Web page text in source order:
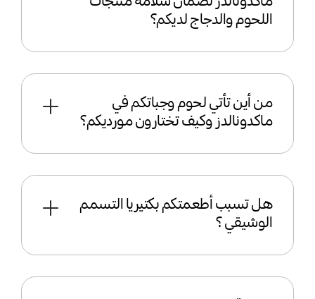
اللحوم والدجاج لديكم؟
من أين تأتي لحوم وجباتكم في
ماكدونالدز وكيف تختارون مورديكم؟
هل تسبب أطعمتكم بكتيريا التسمم
الوشيقي ؟